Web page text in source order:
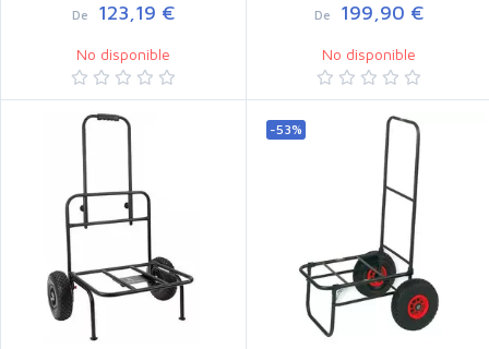
De 123,19 €
No disponible
De 199,90 €
No disponible
-53%